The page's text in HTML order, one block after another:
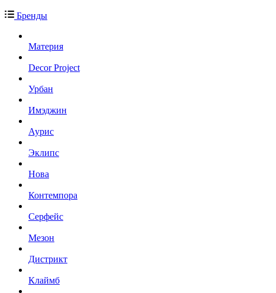
Бренды
Материя
Decor Project
Урбан
Имэджин
Аурис
Эклипс
Нова
Контемпора
Серфейс
Мезон
Дистрикт
Клаймб